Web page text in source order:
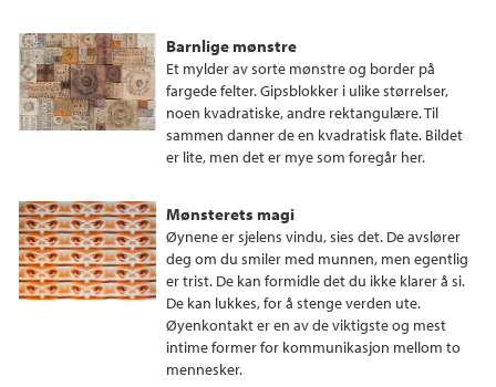
Barnlige mønstre
Et mylder av sorte mønstre og border på
fargede felter. Gipsblokker i ulike størrelser,
noen kvadratiske, andre rektangulære. Til
sammen danner de en kvadratisk flate. Bildet
er lite, men det er mye som foregår her.
Mønsterets magi
Øynene er sjelens vindu, sies det. De avslører
deg om du smiler med munnen, men egentlig
er trist. De kan formidle det du ikke klarer å si.
De kan lukkes, for å stenge verden ute.
Øyenkontakt er en av de viktigste og mest
intime former for kommunikasjon mellom to
mennesker.